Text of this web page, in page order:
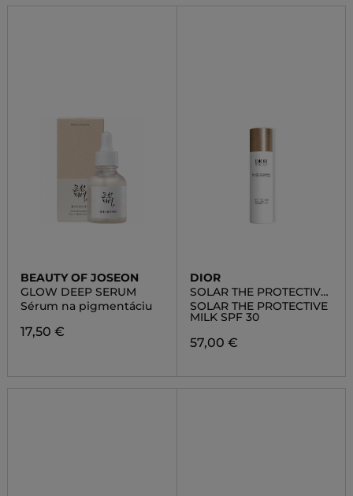
BEAUTY OF JOSEON
GLOW DEEP SERUM
Sérum na pigmentáciu
17,50 €
DIOR
SOLAR THE PROTECTIVE
MILK SPF 30
SOLAR THE PROTECTIVE
MILK SPF 30
57,00 €